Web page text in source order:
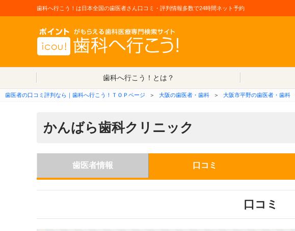
歯科へ行こう！は日本全国の歯医者さん口コミ・評判情報多数で24時間ネット予約
歯科へ行こう！とは？
歯医者の口コミ評判なら｜歯科へ行こう！ＴＯＰページ ＞ 大阪の歯医者・歯科 ＞ 大阪市平野の歯医者・歯科
かんばら歯科クリニック
歯医者情報 口コミ
口コミ